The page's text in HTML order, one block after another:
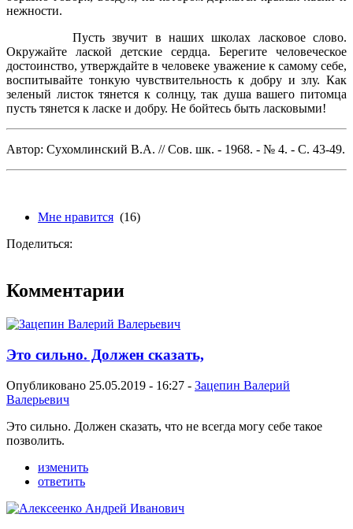
нежности.
Пусть звучит в наших школах ласковое слово.
Окружайте лаской детские сердца. Берегите человеческое
достоинство, утверждайте в человеке уважение к самому себе,
воспитывайте тонкую чувствительность к добру и злу. Как
зеленый листок тянется к солнцу, так душа вашего питомца
пусть тянется к ласке и добру. Не бойтесь быть ласковыми!
Автор: Сухомлинский В.А. // Сов. шк. - 1968. - № 4. - С. 43-49.
Мне нравится (16)
Поделиться:
Комментарии
Это сильно. Должен сказать,
Опубликовано 25.05.2019 - 16:27 - Зацепин Валерий
Валерьевич
Это сильно. Должен сказать, что не всегда могу себе такое
позволить.
изменить
ответить